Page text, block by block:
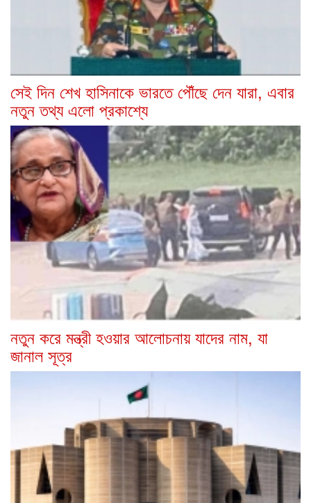
সেই দিন শেখ হাসিনাকে ভারতে পৌঁছে দেন যারা, এবার
নতুন তথ্য এলো প্রকাশ্যে
নতুন করে মন্ত্রী হওয়ার আলোচনায় যাদের নাম, যা
জানাল সূত্র